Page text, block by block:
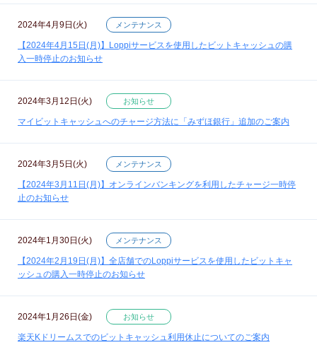
2024年4月9日(火) メンテナンス
【2024年4月15日(月)】Loppiサービスを使用したビットキャッシュの購
入一時停止のお知らせ
2024年3月12日(火) お知らせ
マイビットキャッシュへのチャージ方法に「みずほ銀行」追加のご案内
2024年3月5日(火) メンテナンス
【2024年3月11日(月)】オンラインバンキングを利用したチャージ一時停
止のお知らせ
2024年1月30日(火) メンテナンス
【2024年2月19日(月)】全店舗でのLoppiサービスを使用したビットキャ
ッシュの購入一時停止のお知らせ
2024年1月26日(金) お知らせ
楽天Kドリームスでのビットキャッシュ利用休止についてのご案内